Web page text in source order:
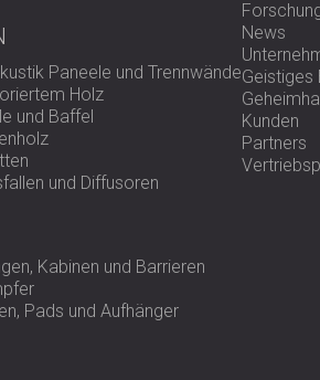
Paneele und Trennwände
Holz
und Baffel
und Diffusoren
Kabinen und Barrieren
Pads und Aufhänger
News
Geistiges
Kunden
Partners